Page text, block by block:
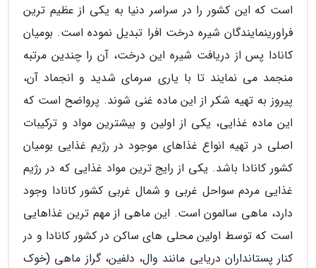
است که این کشور را در سراسر دنیا به یکی از عظیم ترین
فراورینمایندگان شیره درخت افرا تبدیل نموده است. بومیان
کانادا پس از دریافت شیره این درخت، آن را چندین مرتبه
منجمد می نمایند تا با یاری سرمای شدید و انجماد آن،
پیروز به تهیه شکر از این ماده غنی شوند. پرواضح است که
این ماده غذایی، یکی از اولین و بیشترین مواد و ترکیبات
اصلی در تهیه انواع غذاهای موجود در رژیم غذایی بومیان
کشور کانادا باشد. یکی از رایج ترین مواد غذایی که در رژیم
غذایی مردم سواحل غربی و شمال غربی کشور کانادا وجود
دارد، ماهی سالمون است. این ماهی از مهم ترین غذاهایی
است که توسط اولین محلی های ساکن در کشور کانادا و در
کنار پستانداران دریایی مانند وال، دلفین، گراز ماهی (خوک